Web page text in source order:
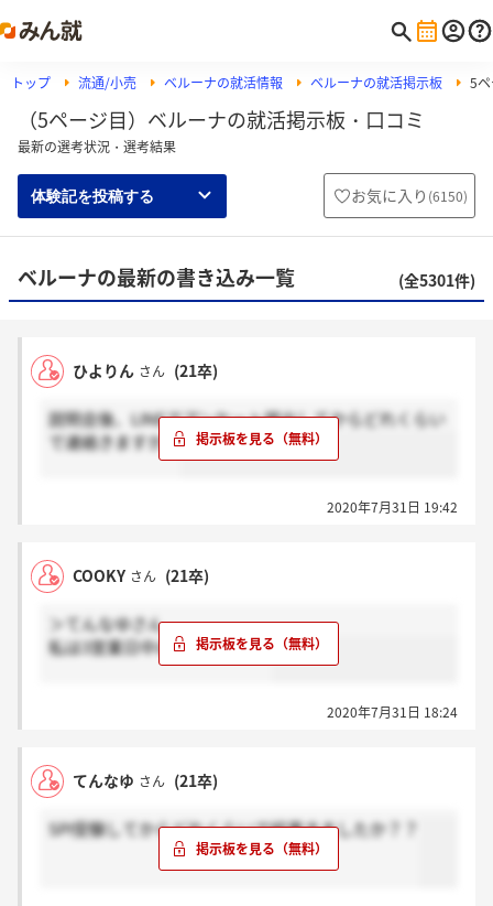
トップ 流通/小売 ベルーナの就活情報 ベルーナの就活掲示板 5
（5ページ目）ベルーナの就活掲示板・口コミ
最新の選考状況・選考結果
体験記を投稿する お気に入り (6150)
ベルーナの最新の書き込み一覧 (全5301件)
ひよりん さん (21卒)
説明会後、LINEでアンケート提出してからどれくらい
で連絡きますか？
2020年7月31日 19:42
COOKY さん (21卒)
＞てんなゆさん
私は3営業日中に来ましたよ！
2020年7月31日 18:24
てんなゆ さん (21卒)
SPI受験してからどれくらいで結果きましたか？？